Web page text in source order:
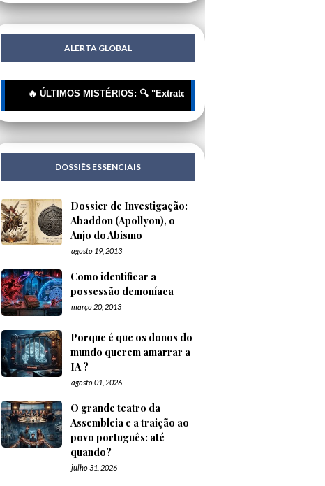
ALERTA GLOBAL
🔥 ÚLTIMOS MISTÉRIOS: 🔍 "Extraterrestres"? Não, Tecnologia Humana
DOSSIÊS ESSENCIAIS
Dossier de Investigação:
Abaddon (Apollyon), o
Anjo do Abismo
agosto 19, 2013
Como identificar a
possessão demoníaca
março 20, 2013
Porque é que os donos do
mundo querem amarrar a
IA ?
agosto 01, 2026
O grande teatro da
Assembleia e a traição ao
povo português: até
quando?
julho 31, 2026